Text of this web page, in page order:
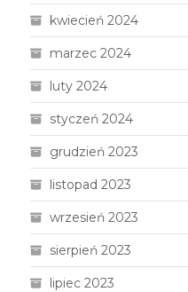
kwiecień 2024
marzec 2024
luty 2024
styczeń 2024
grudzień 2023
listopad 2023
wrzesień 2023
sierpień 2023
lipiec 2023